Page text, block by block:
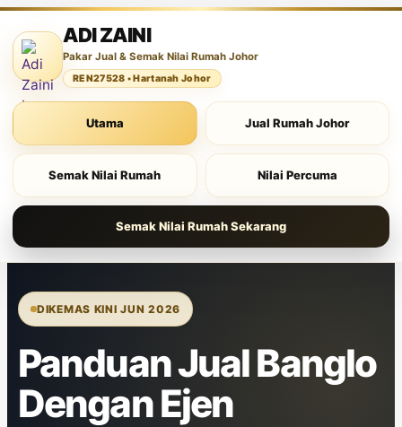
ADI ZAINI
Pakar Jual & Semak Nilai Rumah Johor
REN27528 • Hartanah Johor
Utama Jual Rumah Johor
Semak Nilai Rumah Nilai Percuma
Semak Nilai Rumah Sekarang
DIKEMAS KINI JUN 2026
Panduan Jual Banglo
Dengan Ejen